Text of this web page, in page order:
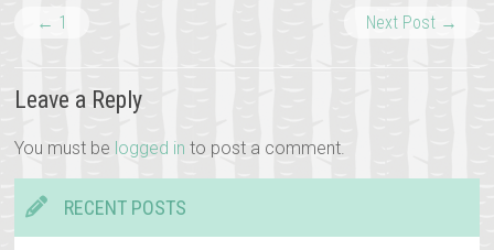
← 1 Next Post →
Leave a Reply
You must be logged in to post a comment.
RECENT POSTS